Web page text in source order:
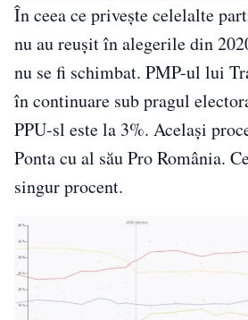
În ceea ce privește celelalte
nu au reușit în alegerile din
nu se fi schimbat. PMP-ul lui
în continuare sub pragul
PPU-sl este la 3%. Același
Ponta cu al său Pro România.
singur procent.